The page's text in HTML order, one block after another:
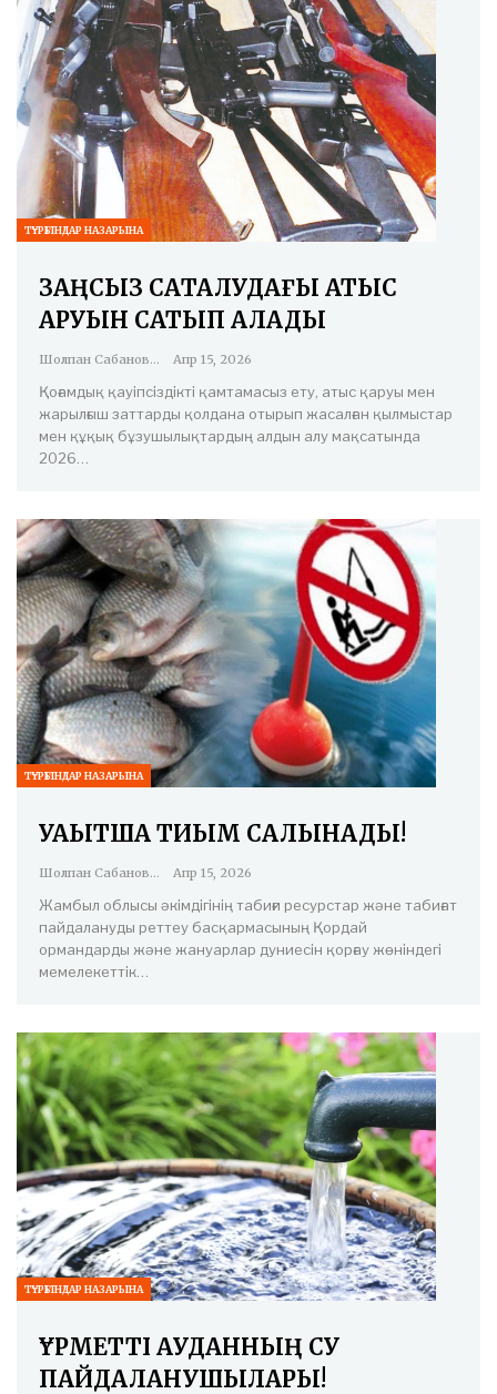
ТҰРҒЫНДАР НАЗАРЫНА
ЗАҢСЫЗ САҚТАЛУДАҒЫ АТЫС
ҚАРУЫН САТЫП АЛАДЫ
Шолпан Сабанова Апр 15, 2026
Қоғамдық қауіпсіздікті қамтамасыз ету, атыс қаруы мен
жарылғыш заттарды қолдана отырып жасалған қылмыстар
мен құқық бұзушылықтардың алдын алу мақсатында
2026…
ТҰРҒЫНДАР НАЗАРЫНА
УАҚЫТША ТИЫМ САЛЫНАДЫ!
Шолпан Сабанова Апр 15, 2026
Жамбыл облысы әкімдігінің табиғи ресурстар және табиғат
пайдалануды реттеу басқармасының Қордай
ормандарды және жануарлар дуниесін қорғау жөніндегі
мемелекеттік…
ТҰРҒЫНДАР НАЗАРЫНА
ҚҰРМЕТТІ АУДАННЫҢ СУ
ПАЙДАЛАНУШЫЛАРЫ!